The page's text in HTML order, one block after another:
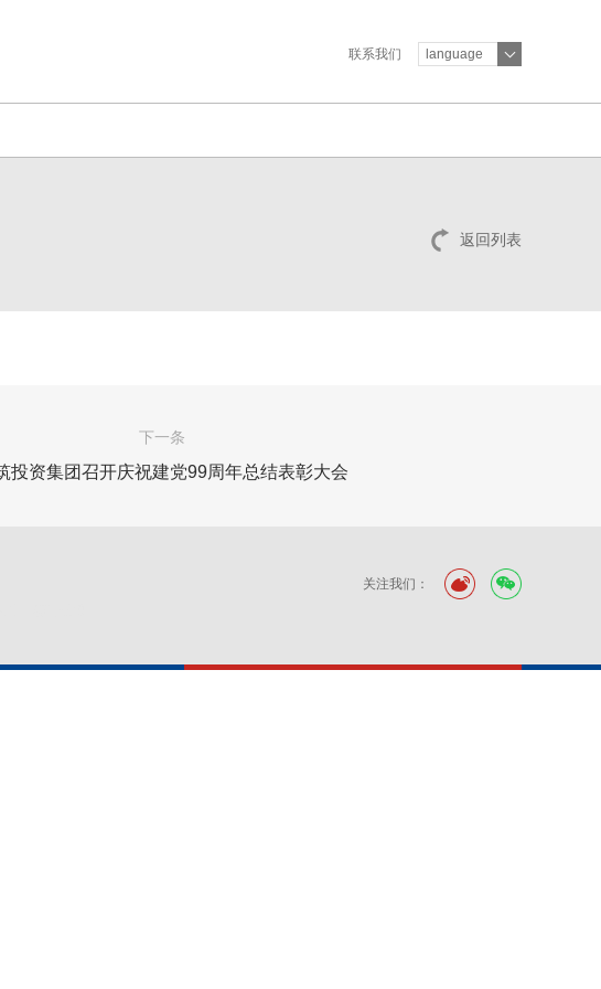
联系我们 language
返回列表
下一条
投资集团召开庆祝建党99周年总结表彰大会
关注我们：